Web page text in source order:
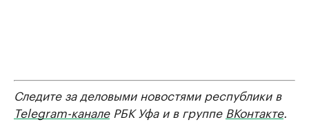
Следите за деловыми новостями республики в
Telegram-каналеРБК Уфа и в группе ВКонтакте.